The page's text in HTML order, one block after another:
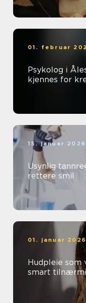
01. februar
Psykolog i
kjennes for
15. januar 2026
Usynlig
rettere smil
01. januar 2026
Hudpleie som
smart